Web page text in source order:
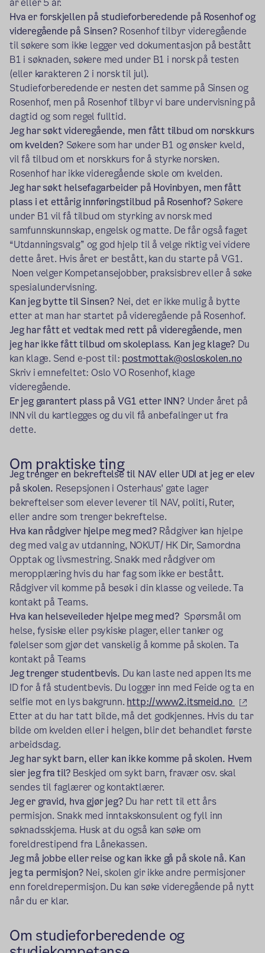
Hva er forskjellen på studieforberedende på Rosenhof og
videregående på Sinsen? Rosenhof tilbyr videregående
til søkere som ikke legger ved dokumentasjon på bestått
B1 i søknaden, søkere med under B1 i norsk på testen
(eller karakteren 2 i norsk til jul).
Studieforberedende er nesten det samme på Sinsen og
Rosenhof, men på Rosenhof tilbyr vi bare undervisning på
dagtid og som regel fulltid.
Jeg har søkt videregående, men fått tilbud om norskkurs
om kvelden? Søkere som har under B1 og ønsker kveld,
vil få tilbud om et norskkurs for å styrke norsken.
Rosenhof har ikke videregående skole om kvelden.
Jeg har søkt helsefagarbeider på Hovinbyen, men fått
plass i et ettårig innføringstilbud på Rosenhof? Søkere
under B1 vil få tilbud om styrking av norsk med
samfunnskunnskap, engelsk og matte. De får også faget
“Utdanningsvalg” og god hjelp til å velge riktig vei videre
dette året. Hvis året er bestått, kan du starte på VG1.
Noen velger Kompetansejobber, praksisbrev eller å søke
spesialundervisning.
Kan jeg bytte til Sinsen? Nei, det er ikke mulig å bytte
etter at man har startet på videregående på Rosenhof.
Jeg har fått et vedtak med rett på videregående, men
jeg har ikke fått tilbud om skoleplass. Kan jeg klage? Du
kan klage. Send e-post til: postmottak@osloskolen.no
Skriv i emnefeltet: Oslo VO Rosenhof, klage
videregående.
Er jeg garantert plass på VG1 etter INN? Under året på
INN vil du kartlegges og du vil få anbefalinger ut fra
dette.
Om praktiske ting
Jeg trenger en bekreftelse til NAV eller UDI at jeg er elev
på skolen. Resepsjonen i Osterhaus' gate lager
bekreftelser som elever leverer til NAV, politi, Ruter,
eller andre som trenger bekreftelse.
Hva kan rådgiver hjelpe meg med? Rådgiver kan hjelpe
deg med valg av utdanning, NOKUT/ HK Dir, Samordna
Opptak og livsmestring. Snakk med rådgiver om
meropplæring hvis du har fag som ikke er bestått.
Rådgiver vil komme på besøk i din klasse og veilede. Ta
kontakt på Teams.
Hva kan helseveileder hjelpe meg med? Spørsmål om
helse, fysiske eller psykiske plager, eller tanker og
følelser som gjør det vanskelig å komme på skolen. Ta
kontakt på Teams
Jeg trenger studentbevis. Du kan laste ned appen Its me
ID for å få studentbevis. Du logger inn med Feide og ta en
selfie mot en lys bakgrunn. http://www2.itsmeid.no
Etter at du har tatt bilde, må det godkjennes. Hvis du tar
bilde om kvelden eller i helgen, blir det behandlet første
arbeidsdag.
Jeg har sykt barn, eller kan ikke komme på skolen. Hvem
sier jeg fra til? Beskjed om sykt barn, fravær osv. skal
sendes til faglærer og kontaktlærer.
Jeg er gravid, hva gjør jeg? Du har rett til ett års
permisjon. Snakk med inntakskonsulent og fyll inn
søknadsskjema. Husk at du også kan søke om
foreldrestipend fra Lånekassen.
Jeg må jobbe eller reise og kan ikke gå på skole nå. Kan
jeg ta permisjon? Nei, skolen gir ikke andre permisjoner
enn foreldrepermisjon. Du kan søke videregående på nytt
når du er klar.
Om studieforberedende og